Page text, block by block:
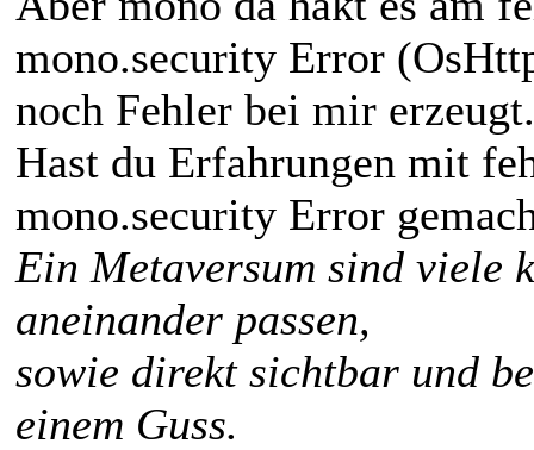
mono.security Error
noch Fehler bei mir erzeugt.
Hast du Erfahrungen mit
mono.security Error
Ein Metaversum sind viele
aneinander passen,
sowie direkt sichtbar und
einem Guss.